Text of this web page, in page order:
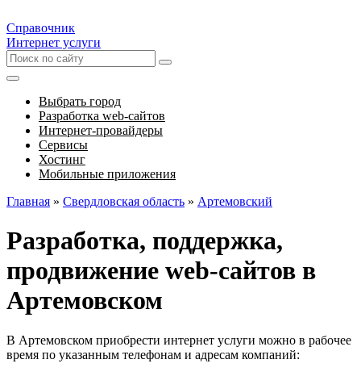
Справочник
Интернет услуги
Выбрать город
Разработка web-сайтов
Интернет-провайдеры
Сервисы
Хостинг
Мобильные приложения
Главная » Свердловская область » Артемовский
Разработка, поддержка,
продвижение web-сайтов в
Артемовском
В Артемовском приобрести интернет услуги можно в рабочее
время по указанным телефонам и адресам компаний: